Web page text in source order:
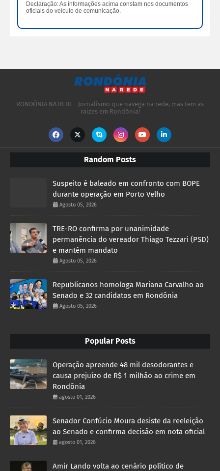
Declaração: As informações acima constam nos documentos
oficiais do veículo de comunicação.
RONDÔNIA NA REDE - Jornalismo que navega na rede, mas tem as
raízes em Rondônia!
Random Posts
Suspeito é baleado em confronto com BOPE
durante operação em Porto Velho
Agosto 05, 2026
TRE-RO confirma por unanimidade
permanência do vereador Thiago Tezzari (PSD)
e mantém mandato
Agosto 05, 2026
Republicanos homologa Mariana Carvalho ao
Senado e 32 candidatos em Rondônia
Agosto 05, 2026
Popular Posts
Operação apreende 48 mil desodorantes e
causa prejuízo de R$ 1 milhão ao crime em
Rondônia
agosto 01, 2026
Senador Confúcio Moura desiste da reeleição
ao Senado e confirma decisão em nota oficial
agosto 01, 2026
Amir Lando volta ao cenário político de